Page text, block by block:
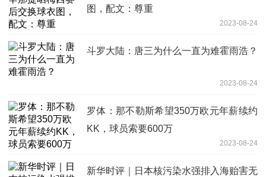
图，配文：尊重
2023-08-24
斗罗大陆：唐三为什么一直为难霍雨浩？
2023-08-24
罗体：那不勒斯希望350万欧元年薪续约
KK，球员索要600万
2023-08-24
新华时评｜日本核污染水强排入海贻害无